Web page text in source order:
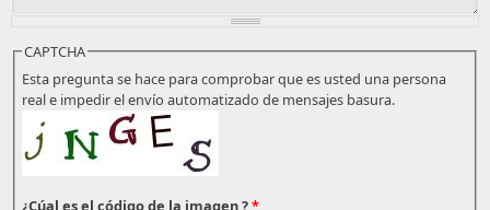
CAPTCHA
Esta pregunta se hace para comprobar que es usted una persona
real e impedir el envío automatizado de mensajes basura.
¿Cúal es el código de la imagen ?*